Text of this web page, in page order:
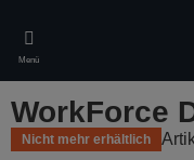
main
content
Menü
WorkForce
Nicht mehr erhältlich